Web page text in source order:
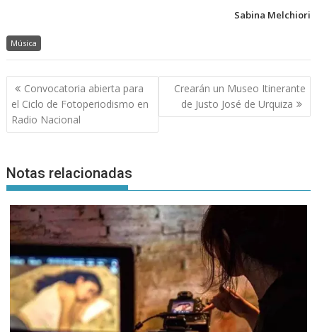
Sabina Melchiori
Música
Navegación
de
entradas
Convocatoria abierta para
el Ciclo de Fotoperiodismo en
Radio Nacional
Crearán un Museo Itinerante
de Justo José de Urquiza
Notas relacionadas